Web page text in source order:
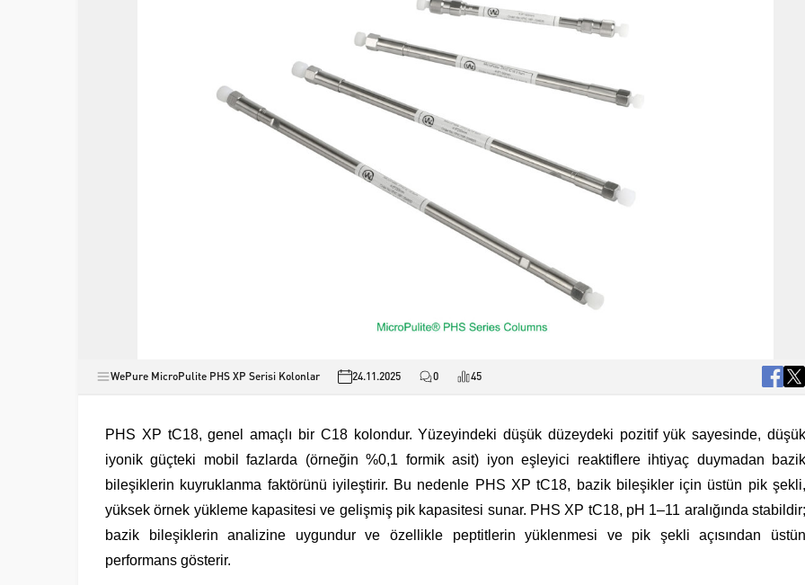
WePure MicroPulite PHS XP Serisi Kolonlar 24.11.2025 0 45
PHS XP tC18, genel amaçlı bir C18 kolondur. Yüzeyindeki düşük düzeydeki pozitif yük sayesinde, düşük
iyonik güçteki mobil fazlarda (örneğin %0,1 formik asit) iyon eşleyici reaktiflere ihtiyaç duymadan bazik
bileşiklerin kuyruklanma faktörünü iyileştirir. Bu nedenle PHS XP tC18, bazik bileşikler için üstün pik şekli,
yüksek örnek yükleme kapasitesi ve gelişmiş pik kapasitesi sunar. PHS XP tC18, pH 1–11 aralığında stabildir;
bazik bileşiklerin analizine uygundur ve özellikle peptitlerin yüklenmesi ve pik şekli açısından üstün
performans gösterir.